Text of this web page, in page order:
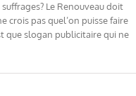
Le Renouveau doit
crois pas quel’on puisse faire
que slogan publicitaire qui ne